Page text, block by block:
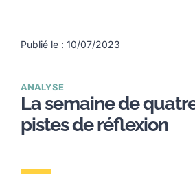
Publié le : 10/07/2023
ANALYSE
La semaine de
pistes de réflexion